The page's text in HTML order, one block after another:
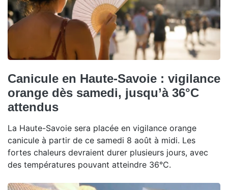
Canicule en Haute-Savoie : vigilance
orange dès samedi, jusqu’à 36°C
attendus
La Haute-Savoie sera placée en vigilance orange
canicule à partir de ce samedi 8 août à midi. Les
fortes chaleurs devraient durer plusieurs jours, avec
des températures pouvant atteindre 36°C.